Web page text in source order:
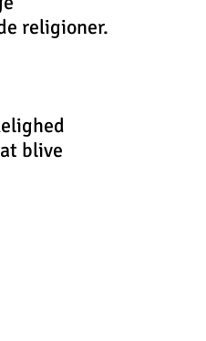
religioner.
blive